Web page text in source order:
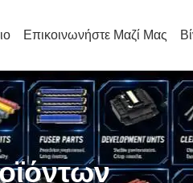
Επικοινωνήστε Μαζί Μας